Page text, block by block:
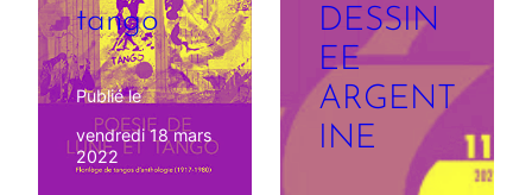
tango
Publié le
vendredi 18 mars
2022
DESSIN
EE
ARGENT
INE